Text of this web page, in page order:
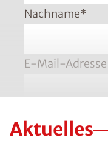
Nachname*
E-Mail-Adresse
Bitte geben Sie
Aktuelles